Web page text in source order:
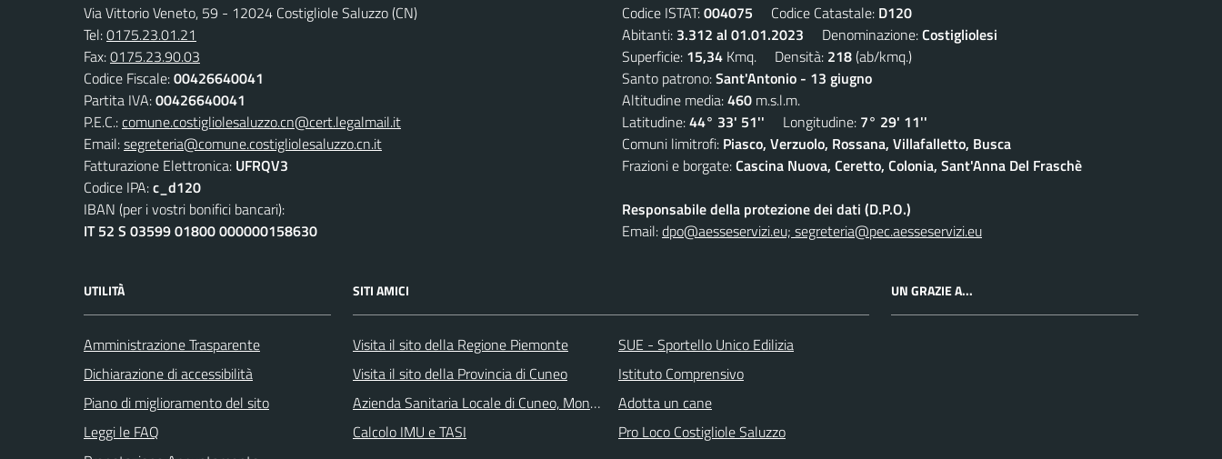
Via Vittorio Veneto, 59 - 12024 Costigliole Saluzzo (CN)
Tel:0175.23.01.21
Fax:0175.23.90.03
Codice Fiscale:00426640041
Partita IVA:00426640041
P.E.C.:comune.costigliolesaluzzo.cn@cert.legalmail.it
Email:segreteria@comune.costigliolesaluzzo.cn.it
Fatturazione Elettronica: UFRQV3
Codice IPA:c_d120
IBAN (per i vostri bonifici bancari):
IT 52 S 03599 01800 000000158630
Codice ISTAT:004075 Codice Catastale: D120
Abitanti: 3.312 al 01.01.2023 Denominazione:Costigliolesi
Superficie: 15,34 Kmq. Densità: 218(ab/kmq.)
Santo patrono:Sant'Antonio - 13 giugno
Altitudine media:460 m.s.l.m.
Latitudine:44° 33' 51'' Longitudine: 7° 29' 11''
Comuni limitrofi: Piasco, Verzuolo, Rossana, Villafalletto, Busca
Frazioni e borgate:Cascina Nuova, Ceretto, Colonia, Sant'Anna Del Fraschè
Responsabile della protezione dei dati (D.P.O.)
Email:dpo@aesseservizi.eu; segreteria@pec.aesseservizi.eu
UTILITÀ
Amministrazione Trasparente
Dichiarazione di accessibilità
Piano di miglioramento del sito
Leggi le FAQ
SITI AMICI
Visita il sito della Regione Piemonte
Visita il sito della Provincia di Cuneo
Azienda Sanitaria Locale di Cuneo, Mondovì e Savigliano
Calcolo IMU e TASI
SUE - Sportello Unico Edilizia
Istituto Comprensivo
Adotta un cane
Pro Loco Costigliole Saluzzo
UN GRAZIE A...